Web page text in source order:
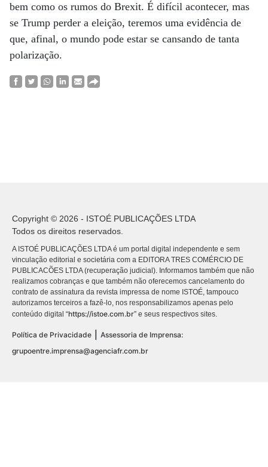
bem como os rumos do Brexit. É difícil acontecer, mas
se Trump perder a eleição, teremos uma evidência de
que, afinal, o mundo pode estar se cansando de tanta
polarização.
Copyright © 2026 - ISTOÉ PUBLICAÇÕES LTDA
Todos os direitos reservados.
A ISTOÉ PUBLICAÇÕES LTDA é um portal digital independente e sem
vinculação editorial e societária com a EDITORA TRES COMÉRCIO DE
PUBLICACÕES LTDA (recuperação judicial). Informamos também que não
realizamos cobranças e que também não oferecemos cancelamento do
contrato de assinatura da revista impressa de nome ISTOÉ, tampouco
autorizamos terceiros a fazê-lo, nos responsabilizamos apenas pelo
conteúdo digital “https://istoe.com.br” e seus respectivos sites.
Política de Privacidade
Assessoria de Imprensa:
grupoentre.imprensa@agenciafr.com.br